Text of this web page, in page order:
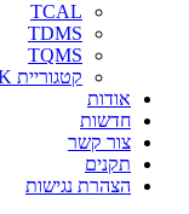
TCAL
TDMS
TQMS
קטגוריית SHIK
אודות
חדשות
צור קשר
תקנים
הצהרת נגישות